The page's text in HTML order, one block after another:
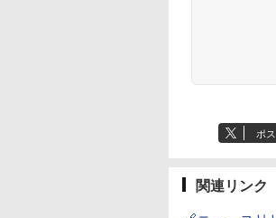
ポ
関連リンク